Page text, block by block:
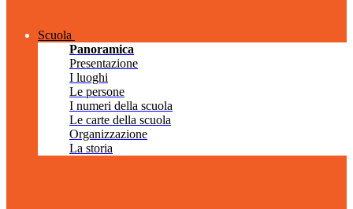
Scuola
Panoramica
Presentazione
I luoghi
Le persone
I numeri della scuola
Le carte della scuola
Organizzazione
La storia